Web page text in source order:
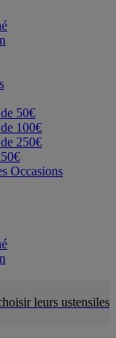
50€
100€
250€
Occasions
leurs ustensiles